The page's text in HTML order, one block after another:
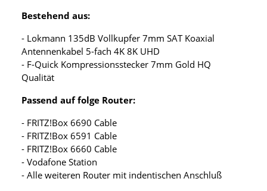
Bestehend aus:
- Lokmann 135dB Vollkupfer 7mm SAT Koaxial
Antennenkabel 5-fach 4K 8K UHD
- F-Quick Kompressionsstecker 7mm Gold HQ
Qualität
Passend auf folge Router:
- FRITZ!Box 6690 Cable
- FRITZ!Box 6591 Cable
- FRITZ!Box 6660 Cable
- Vodafone Station
- Alle weiteren Router mit indentischen Anschluß